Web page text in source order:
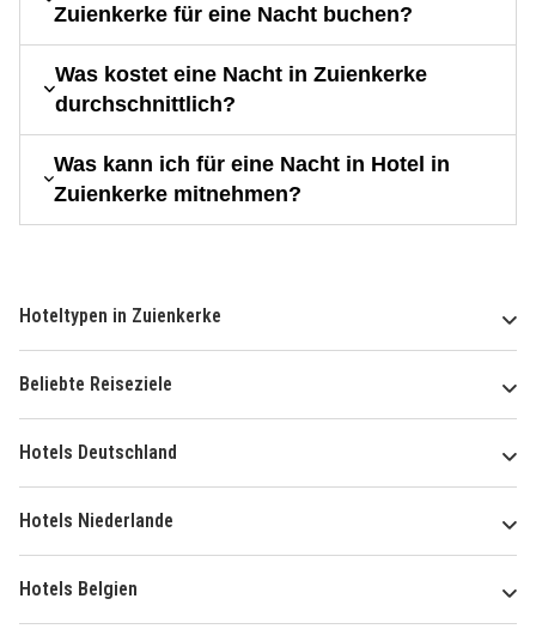
Zuienkerke für eine Nacht buchen?
Was kostet eine Nacht in Zuienkerke
durchschnittlich?
Was kann ich für eine Nacht in Hotel in
Zuienkerke mitnehmen?
Hoteltypen in Zuienkerke
Beliebte Reiseziele
Hotels Deutschland
Hotels Niederlande
Hotels Belgien